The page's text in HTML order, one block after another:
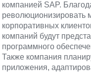
компанией SAP.
революционизировать
корпоративных
компаний будут
программного
Также компания
приложения,